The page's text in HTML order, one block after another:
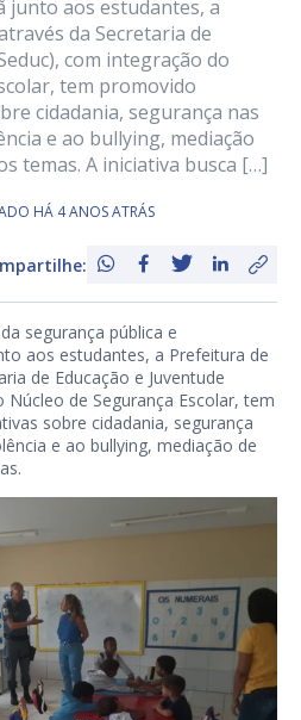
junto aos estudantes, a
da Secretaria de
com integração do
tem promovido
cidadania, segurança nas
e ao bullying, mediação
temas. A iniciativa busca […]
HÁ 4 ANOS ATRÁS
segurança pública e
aos estudantes, a Prefeitura de
de Educação e Juventude
de Segurança Escolar, tem
sobre cidadania, segurança
e ao bullying, mediação de